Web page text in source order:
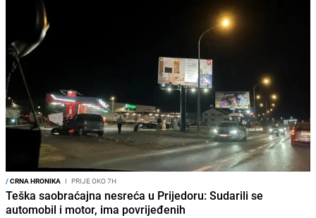
/CRNA HRONIKA I PRIJE OKO 7H
Teška saobraćajna nesreća u Prijedoru: Sudarili se
automobil i motor, ima povrijeđenih